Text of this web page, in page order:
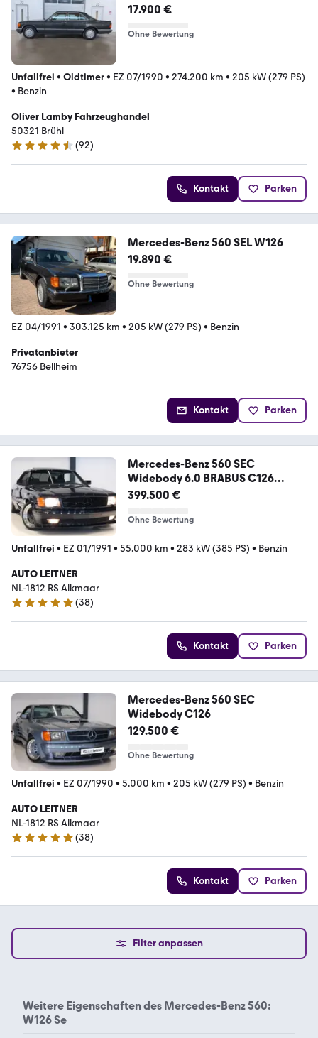
17.900 €
Ohne Bewertung
Unfallfrei • Oldtimer• EZ 07/1990 • 274.200 km • 205 kW (279 PS)
• Benzin
Oliver Lamby Fahrzeughandel
50321 Brühl
4.5 Sterne
(92)
Kontakt Parken
Mercedes-Benz 560 SEL W126
19.890 €
Ohne Bewertung
EZ 04/1991 • 303.125 km • 205 kW (279 PS) • Benzin
Privatanbieter
76756 Bellheim
Kontakt Parken
Mercedes-Benz 560 SEC
Widebody 6.0 BRABUS C126
55.073 km
399.500 €
Ohne Bewertung
Unfallfrei • EZ 01/1991 • 55.000 km • 283 kW (385 PS) • Benzin
AUTO LEITNER
NL-1812 RS Alkmaar
4.8 Sterne
(38)
Kontakt Parken
Mercedes-Benz 560 SEC
Widebody C126
129.500 €
Ohne Bewertung
Unfallfrei • EZ 07/1990 • 5.000 km • 205 kW (279 PS) • Benzin
AUTO LEITNER
NL-1812 RS Alkmaar
4.8 Sterne
(38)
Kontakt Parken
Filter anpassen
Weitere Eigenschaften des Mercedes-Benz 560:
W126 Se